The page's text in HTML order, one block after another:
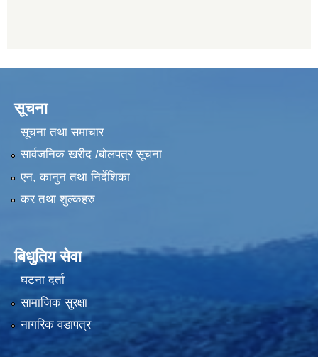
सूचना
सूचना तथा समाचार
सार्वजनिक खरीद /बोलपत्र सूचना
एन, कानुन तथा निर्देशिका
कर तथा शुल्कहरु
बिधुतिय सेवा
घटना दर्ता
सामाजिक सुरक्षा
नागरिक वडापत्र